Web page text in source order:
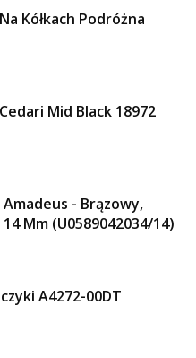
Kółkach Podróżna
Mid Black 18972
- Brązowy,
Mm (U0589042034/14)
A4272-00DT